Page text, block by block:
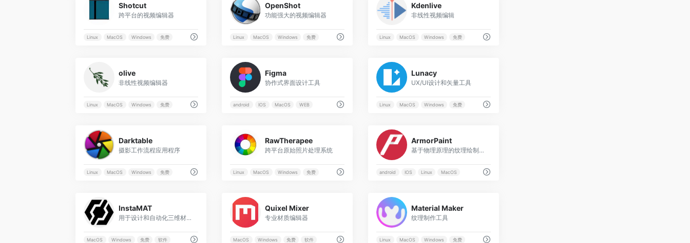
Shotcut
跨平台的视频编辑器
Linux MacOS Windows 免费
OpenShot
功能强大的视频编辑器
Linux MacOS Windows 免费
Kdenlive
非线性视频编辑
Linux MacOS Windows 免费
olive
非线性视频编辑器
Linux MacOS Windows 免费
Figma
协作式界面设计工具
android IOS MacOS WEB
Lunacy
UX/UI设计和矢量工具
Linux MacOS Windows 免费
Darktable
摄影工作流程应用程序
Linux MacOS Windows 免费
RawTherapee
跨平台原始照片处理系统
Linux MacOS Windows 免费
ArmorPaint
基于物理原理的纹理绘制软件
android IOS Linux MacOS
InstaMAT
用于设计和自动化三维材料、资产和纹理的基本工具
MacOS Windows 免费 软件
Quixel Mixer
专业材质编辑器
MacOS Windows 免费 软件
Material Maker
纹理制作工具
Linux MacOS Windows 免费